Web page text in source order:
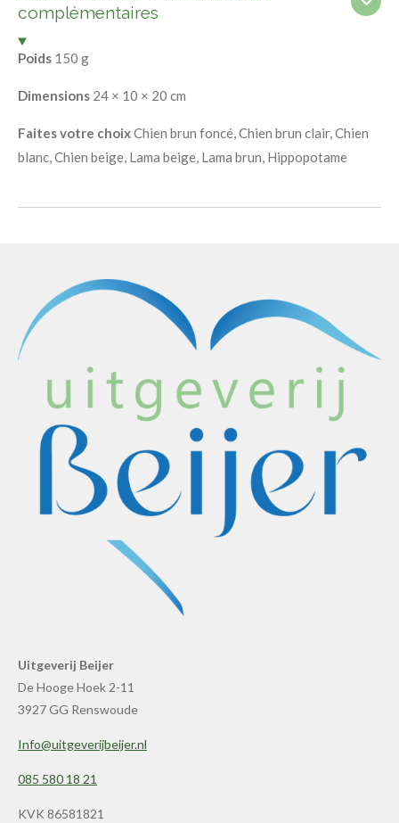
complémentaires
Poids 150 g
Dimensions 24 × 10 × 20 cm
Faites votre choixChien brun foncé, Chien brun clair, Chien
blanc, Chien beige, Lama beige, Lama brun, Hippopotame
Uitgeverij Beijer
De Hooge Hoek 2-11
3927 GG Renswoude
Info@uitgeverijbeijer.nl
085 580 18 21
KVK 86581821